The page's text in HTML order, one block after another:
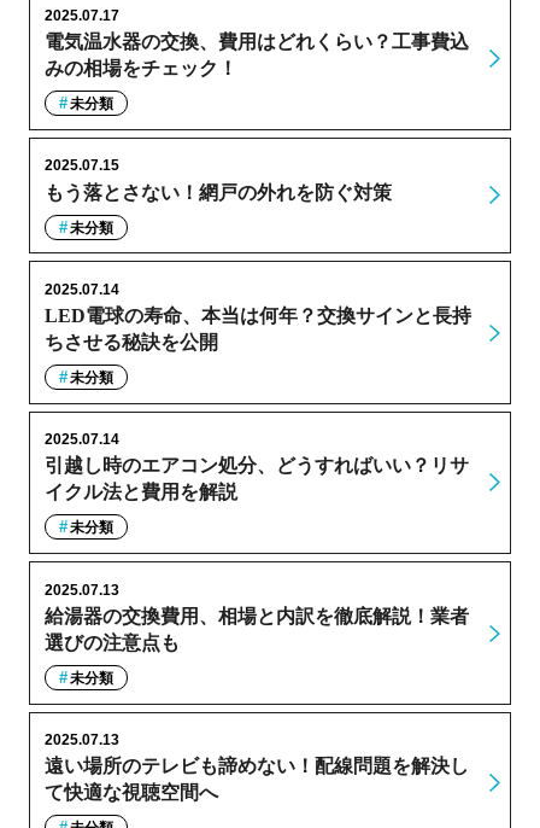
電気温水器の交換、費用はどれくらい？工事費込
みの相場をチェック！
2025.07.17
未分類
もう落とさない！網戸の外れを防ぐ対策
2025.07.15
未分類
LED電球の寿命、本当は何年？交換サインと長持
ちさせる秘訣を公開
2025.07.14
未分類
引越し時のエアコン処分、どうすればいい？リサ
イクル法と費用を解説
2025.07.14
未分類
給湯器の交換費用、相場と内訳を徹底解説！業者
選びの注意点も
2025.07.13
未分類
遠い場所のテレビも諦めない！配線問題を解決し
て快適な視聴空間へ
2025.07.13